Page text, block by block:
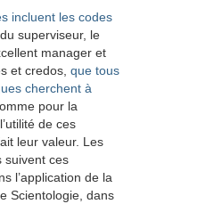
incluent les codes
superviseur, le
manager et
et credos, que tous
cherchent à
pour la
de ces
leur valeur. Les
suivent ces
l’application de la
Scientologie, dans